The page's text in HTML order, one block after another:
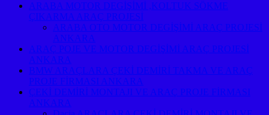
ARABA MOTOR DEGİŞİMİ ,KOLTUK SÖKME
ÇIKARMA ARAÇ PROJESİ
ARABA OTO MOTOR DEGİŞİMİ ARAÇ PROJESİ
ANKARA
ARAÇ POJE VE MOTOR DEGİŞİMİ ARAÇ PROJESİ
ANKARA
BMW ARAÇLARA ÇEKİ DEMİRİ TAKMA VE ARAÇ
PROJE FİRMASI ANKARA
ÇEKİ DEMİRİ MONTAJI VE ARAÇ PROJE FİRMASI
ANKARA